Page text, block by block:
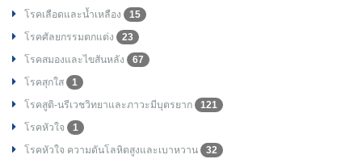
โรคเลือดและน้ำเหลือง
15
โรคศัลยกรรมตกแต่ง
23
โรคสมองและไขสันหลัง
67
โรคสุกใส
1
โรคสูติ-นรีเวชวิทยาและภาวะมีบุตรยาก
121
โรคหัวใจ
1
โรคหัวใจ ความดันโลหิตสูงและเบาหวาน
32